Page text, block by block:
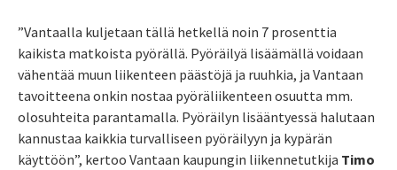
”Vantaalla kuljetaan tällä hetkellä noin 7 prosenttia
kaikista matkoista pyörällä. Pyöräilyä lisäämällä voidaan
vähentää muun liikenteen päästöjä ja ruuhkia, ja Vantaan
tavoitteena onkin nostaa pyöräliikenteen osuutta mm.
olosuhteita parantamalla. Pyöräilyn lisääntyessä halutaan
kannustaa kaikkia turvalliseen pyöräilyyn ja kypärän
käyttöön”, kertoo Vantaan kaupungin liikennetutkija Timo